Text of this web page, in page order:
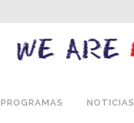
PROGRAMAS NOTICIAS